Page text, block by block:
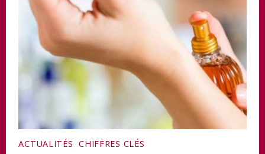
ACTUALITÉS ,CHIFFRES CLÉS